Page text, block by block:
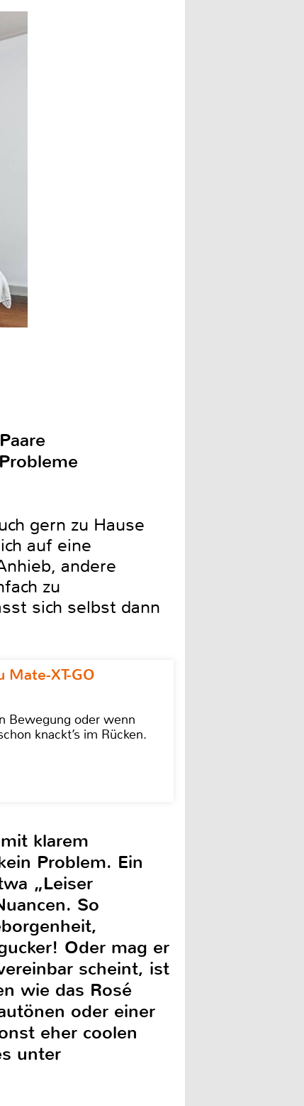
gern zu Hause
auf eine
andere
zu
sich selbst dann
Mate-XT-GO
Bewegung oder wenn
knackt’s im Rücken.
klarem
Problem. Ein
„Leiser
So
Oder mag er
scheint, ist
wie das Rosé
oder einer
eher coolen
unter